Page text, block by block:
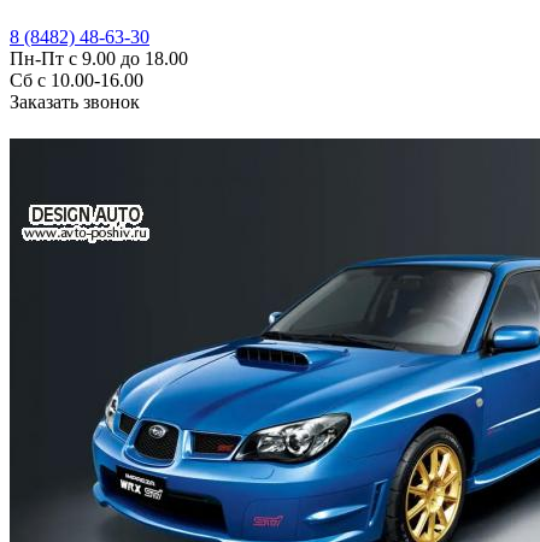
8 (8482) 48-63-30
Пн-Пт с 9.00 до 18.00
Сб с 10.00-16.00
Заказать звонок